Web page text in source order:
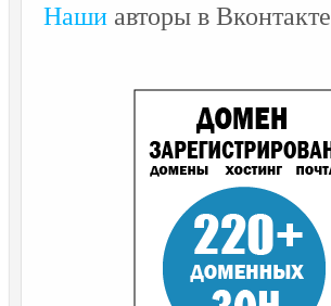
Наши авторы в Вконтакте